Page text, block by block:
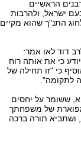
הראשיים
ישראל, ולהרבות
התנ"ך שהוא מקיים
דוד לאו אמר:
כי את אותה רוח
כי "זו תחילה של
לתקומה".
ששומר על יחסים
של משפחתך
ושתביא תורה ברכה